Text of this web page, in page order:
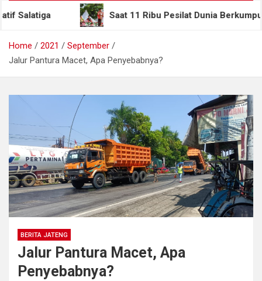
Saat 11 Ribu Pesilat Dunia Berkumpul di Semarang,
Home 2021
September
Jalur Pantura Macet, Apa Penyebabnya?
BERITA JATENG
Jalur Pantura Macet, Apa
Penyebabnya?